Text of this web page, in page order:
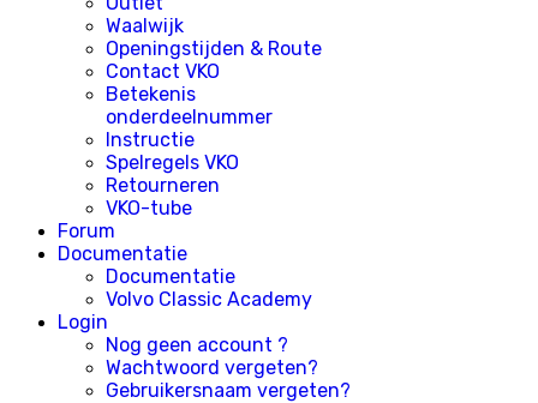
Waalwijk
Openingstijden & Route
Contact VKO
Betekenis
onderdeelnummer
Instructie
Spelregels VKO
Retourneren
VKO-tube
Forum
Documentatie
Documentatie
Volvo Classic Academy
Login
Nog geen account ?
Wachtwoord vergeten?
Gebruikersnaam vergeten?